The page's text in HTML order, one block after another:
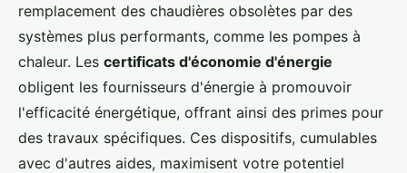
remplacement des chaudières obsolètes par des
systèmes plus performants, comme les pompes à
chaleur. Les certificats d'économie d'énergie
obligent les fournisseurs d'énergie à promouvoir
l'efficacité énergétique, offrant ainsi des primes pour
des travaux spécifiques. Ces dispositifs, cumulables
avec d'autres aides, maximisent votre potentiel